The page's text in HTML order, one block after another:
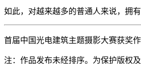
如此，对越来越多的普通人来说，拥
首届中国光电建筑主题摄影大赛获奖作
注：作品发布未经排序。为保护版权